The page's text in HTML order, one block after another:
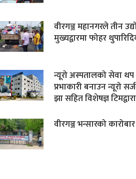
वीरगञ्ज महानगरले तीन
मुख्यद्वारमा फोहर
न्यूरो अस्पतालको सेवा थप
प्रभाकारी बनाउन न्यूरो
झा सहित विशेषज्ञ
वीरगञ्ज भन्सारको